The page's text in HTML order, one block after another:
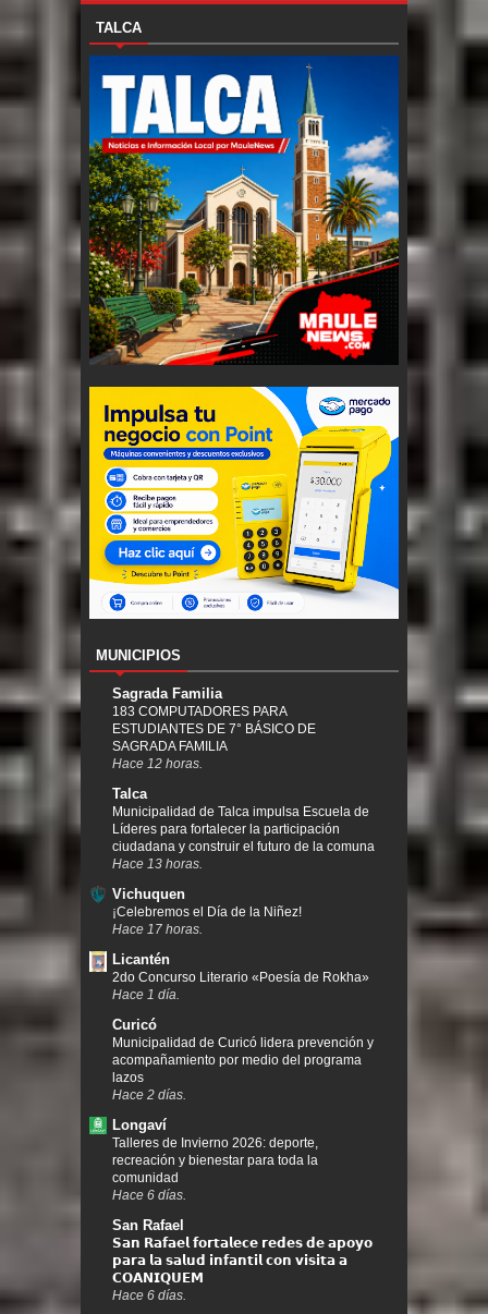
TALCA
MUNICIPIOS
Sagrada Familia
183 COMPUTADORES PARA
ESTUDIANTES DE 7° BÁSICO DE
SAGRADA FAMILIA
Hace 12 horas.
Talca
Municipalidad de Talca impulsa Escuela de
Líderes para fortalecer la participación
ciudadana y construir el futuro de la comuna
Hace 13 horas.
Vichuquen
¡Celebremos el Día de la Niñez!
Hace 17 horas.
Licantén
2do Concurso Literario «Poesía de Rokha»
Hace 1 día.
Curicó
Municipalidad de Curicó lidera prevención y
acompañamiento por medio del programa
lazos
Hace 2 días.
Longaví
Talleres de Invierno 2026: deporte,
recreación y bienestar para toda la
comunidad
Hace 6 días.
San Rafael
𝗦𝗮𝗻 𝗥𝗮𝗳𝗮𝗲𝗹 𝗳𝗼𝗿𝘁𝗮𝗹𝗲𝗰𝗲 𝗿𝗲𝗱𝗲𝘀 𝗱𝗲 𝗮𝗽𝗼𝘆𝗼
𝗽𝗮𝗿𝗮 𝗹𝗮 𝘀𝗮𝗹𝘂𝗱 𝗶𝗻𝗳𝗮𝗻𝘁𝗶𝗹 𝗰𝗼𝗻 𝘃𝗶𝘀𝗶𝘁𝗮 𝗮
𝗖𝗢𝗔𝗡𝗜𝗤𝗨𝗘𝗠
Hace 6 días.